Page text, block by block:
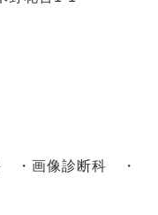
画像診断科 ・